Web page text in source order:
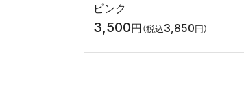
ピンク
3,500円 （税込3,850 円）